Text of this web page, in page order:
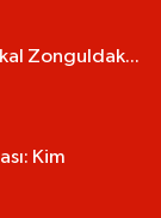
Zonguldak...
Kim